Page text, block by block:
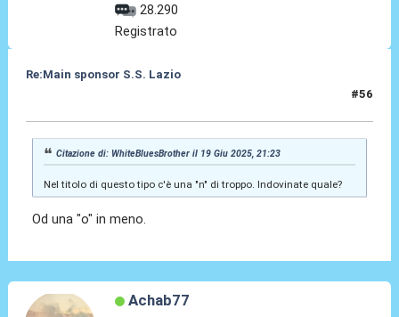
28.290
Registrato
Re:Main sponsor S.S. Lazio
#56
Citazione di: WhiteBluesBrother il 19 Giu 2025, 21:23
Nel titolo di questo tipo c'è una "n" di troppo. Indovinate quale?
Od una "o" in meno.
Achab77